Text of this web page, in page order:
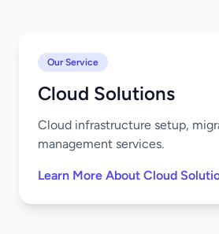
Our Service
Cloud Solutions
Cloud infrastructure setup,
management services.
Learn More About Cloud